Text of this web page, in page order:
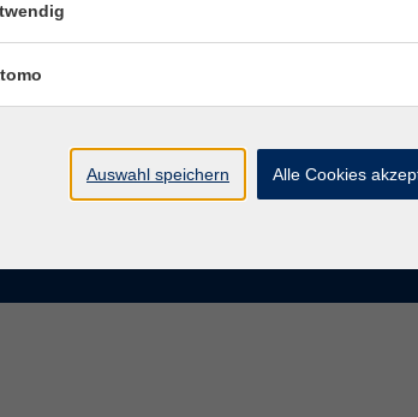
Auswahl speichern Alle Cookies